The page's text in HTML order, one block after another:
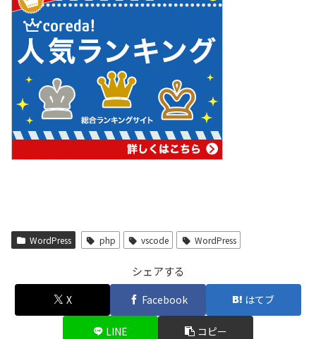
WordPress php vscode WordPress
シェアする
X Facebook はてブ
LINE コピー